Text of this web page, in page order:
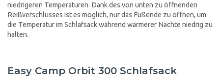
niedrigeren Temperaturen. Dank des von unten zu öffnenden
Reißverschlusses ist es möglich, nur das Fußende zu öffnen, um
die Temperatur im Schlafsack während wärmerer Nächte niedrig zu
halten.
Easy Camp Orbit 300 Schlafsack